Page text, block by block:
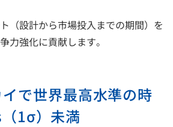
（設計から市場投入までの期間）を
力強化に貢献します。
で世界最高水準の時
1σ）未満